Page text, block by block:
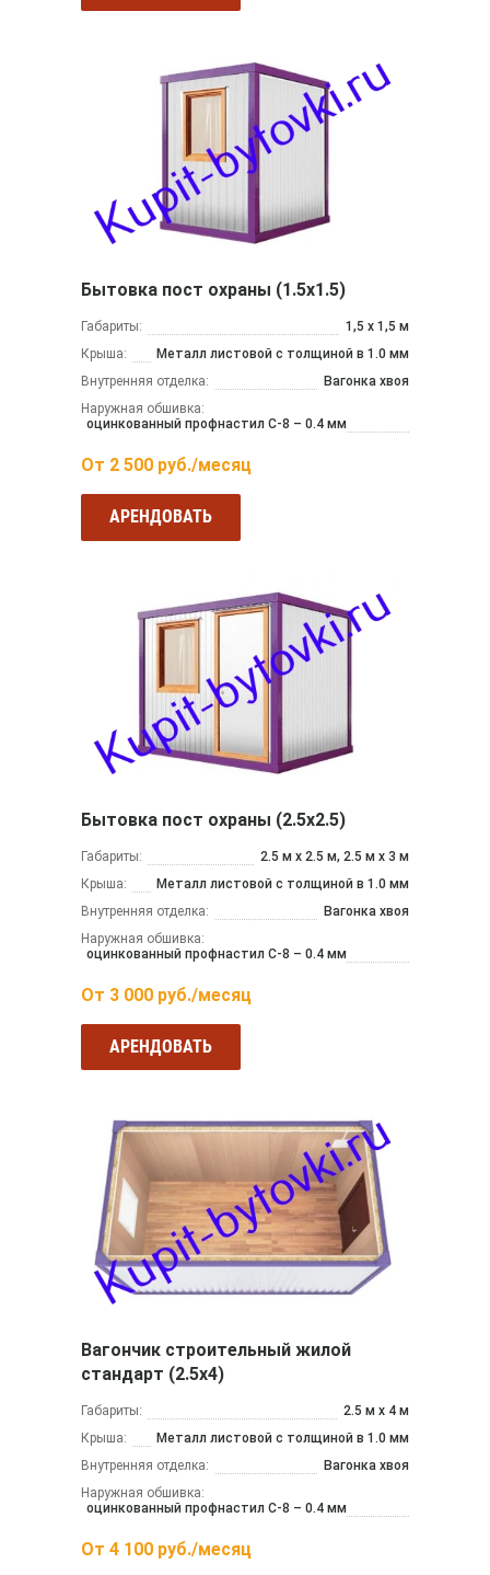
Бытовка пост охраны (1.5х1.5)
Габариты:
1,5 х 1,5 м
Крыша:
Металл листовой с толщиной в 1.0 мм
Внутренняя отделка:
Вагонка хвоя
Наружная обшивка:
оцинкованный профнастил С-8 – 0.4 мм
От 2 500 руб./месяц
АРЕНДОВАТЬ
Бытовка пост охраны (2.5х2.5)
Габариты:
2.5 м x 2.5 м, 2.5 м x 3 м
Крыша:
Металл листовой с толщиной в 1.0 мм
Внутренняя отделка:
Вагонка хвоя
Наружная обшивка:
оцинкованный профнастил С-8 – 0.4 мм
От 3 000 руб./месяц
АРЕНДОВАТЬ
Вагончик строительный жилой
стандарт (2.5х4)
Габариты:
2.5 м x 4 м
Крыша:
Металл листовой с толщиной в 1.0 мм
Внутренняя отделка:
Вагонка хвоя
Наружная обшивка:
оцинкованный профнастил С-8 – 0.4 мм
От 4 100 руб./месяц